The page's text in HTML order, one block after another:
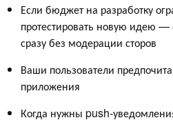
Если бюджет на разработку
протестировать новую идею
сразу без модерации сторов
Ваши пользователи
приложения
Когда нужны push-